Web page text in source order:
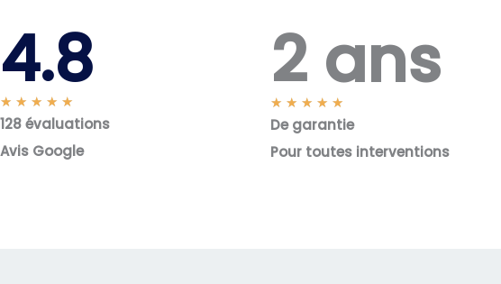
4.8
★ ★ ★ ★ ★
o
t
128 évaluations
Avis Google
2 ans
★ ★ ★ ★ ★
o
De garantie
Pour toutes interventions